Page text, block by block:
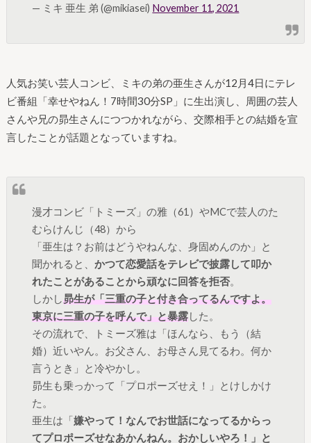
— ミキ 亜生 弟 (@mikiasei) November 11, 2021
人気お笑い芸人コンビ、ミキの弟の亜生さんが12月4日にテレ
ビ番組「幸せやねん！7時間30分SP」に生出演し、周囲の芸人
さんや兄の昴生さんにつつかれながら、交際相手との結婚を宣
言したことが話題となっていますね。
漫才コンビ「トミーズ」の雅（61）やMCで芸人のた
むらけんじ（48）から
「亜生は？お前はどうやねんな、身固めんのか」と
聞かれると、かつて恋愛話をテレビで披露して叩か
れたことがあることから頑なに回答を拒否。
しかし 昴生が「三重の子と付き合ってるんですよ。
東京に三重の子を呼んで」 と暴露した。
その流れで、トミーズ雅は「ほんなら、もう（結
婚）近いやん。お父さん、お母さん見てるわ。何か
言うとき」と冷やかし。
昴生も乗っかって「プロポーズせえ！」とけしかけ
た。
亜生は「嫌やって！なんでお世話になってるからっ
てプロポーズせなあかんねん。おかしいやろ！」と